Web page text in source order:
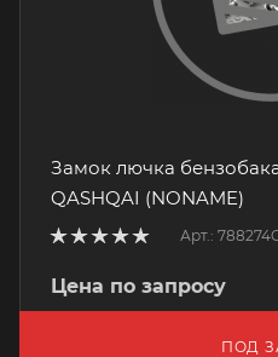
Замок лючка
QASHQAI (NONAME)
Арт.:
Цена по запросу
ПОД